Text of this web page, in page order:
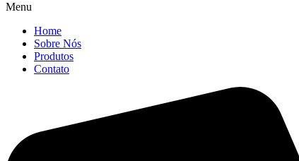
Menu
Home
Sobre Nós
Produtos
Contato